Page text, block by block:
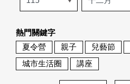
地圖搜尋
關於我們
刊物索取地點
會員基本資料
刊登活動
網站導覽
日本語
熱門關鍵字
夏令營
親子 兒藝節
城市生活圈
講座